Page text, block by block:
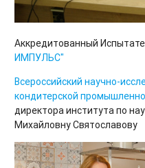
Аккредитованный
ИМПУЛЬС"
Всероссийский научно-
кондитерской
директора института по
Михайловну Святославову